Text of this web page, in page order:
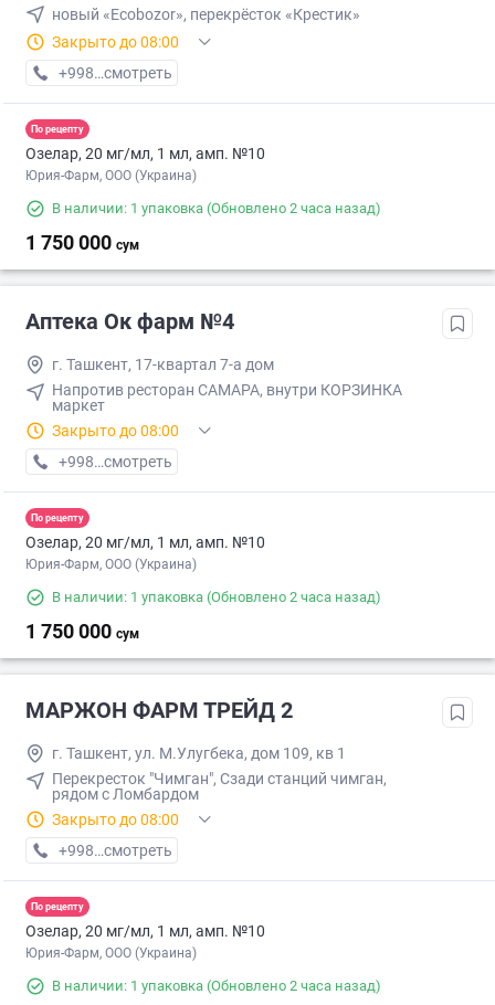
новый «Ecobozor», перекрёсток «Крестик»
Закрыто до 08:00
+998 (90) XXX-XX-XX
смотреть
По рецепту
Озелар, 20 мг/мл, 1 мл, амп. №10
Юрия-Фарм, ООО (Украина)
В наличии: 1 упаковка (Обновлено 2 часа назад)
1 750 000 сум
Аптека Ок фарм №4
г. Ташкент, 17-квартал 7-а дом
Напротив ресторан САМАРА, внутри КОРЗИНКА
маркет
Закрыто до 08:00
+998 (90) XXX-XX-XX
смотреть
По рецепту
Озелар, 20 мг/мл, 1 мл, амп. №10
Юрия-Фарм, ООО (Украина)
В наличии: 1 упаковка (Обновлено 2 часа назад)
1 750 000 сум
МАРЖОН ФАРМ ТРЕЙД 2
г. Ташкент, ул. М.Улугбека, дом 109, кв 1
Перекресток "Чимган", Сзади станций чимган,
рядом с Ломбардом
Закрыто до 08:00
+998 (71) XXX-XX-XX
смотреть
По рецепту
Озелар, 20 мг/мл, 1 мл, амп. №10
Юрия-Фарм, ООО (Украина)
В наличии: 1 упаковка (Обновлено 2 часа назад)